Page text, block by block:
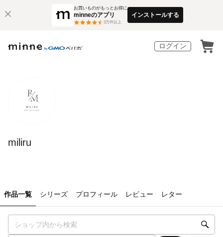
お買いものがもっとお得に
minneのアプリ
3万件以上
インストールする
ログイン
miliru
作品一覧 シリーズ プロフィール レビュー レター